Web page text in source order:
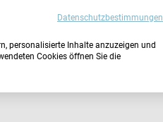
Datenschutzbestimmungen
personalisierte Inhalte anzuzeigen und
Cookies öffnen Sie die